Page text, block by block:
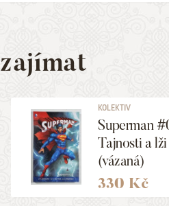
KOLEKTIV
Superman
Tajnosti a lži
(vázaná)
330 Kč